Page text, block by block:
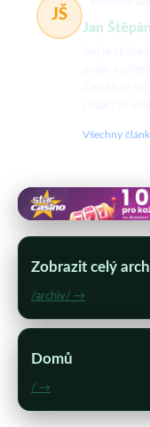
JŠ
Jan
Všechny
Zobrazit celý
/archiv/ →
Domů
/ →